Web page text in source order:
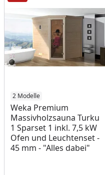
2 Modelle
Weka Premium
Massivholzsauna Turku
1 Sparset 1 inkl. 7,5 kW
Ofen und Leuchtenset -
45 mm - "Alles dabei"